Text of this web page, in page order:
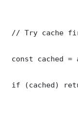
// Try cache
const cached =
if (cached)